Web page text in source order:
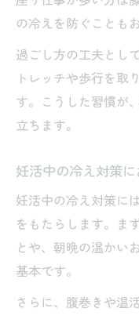
の冷えを防ぐことも
過ごし方の工夫とし
トレッチや歩行を取
す。こうした習慣が
立ちます。
妊活中の冷え対策
妊活中の冷え対策に
をもたらします。ま
とや、朝晩の温かい
基本です。
さらに、腹巻きや温